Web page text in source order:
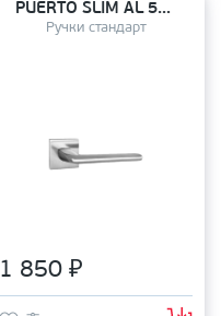
PUERTO SLIM AL 555-03 SN
Ручки стандарт
1 850 ₽